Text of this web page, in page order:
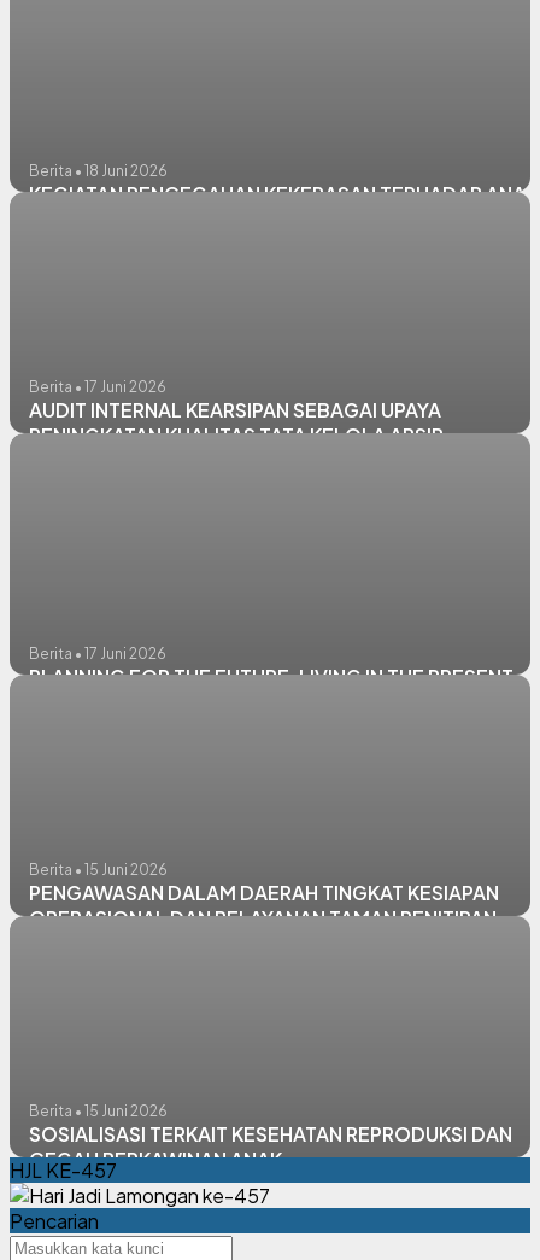
Berita • 18 Juni 2026
KEGIATAN PENCEGAHAN KEKERASAN TERHADAP ANAK
Berita • 17 Juni 2026
AUDIT INTERNAL KEARSIPAN SEBAGAI UPAYA
PENINGKATAN KUALITAS TATA KELOLA ARSIP
Berita • 17 Juni 2026
PLANNING FOR THE FUTURE, LIVING IN THE PRESENT
Berita • 15 Juni 2026
PENGAWASAN DALAM DAERAH TINGKAT KESIAPAN
OPERASIONAL DAN PELAYANAN TAMAN PENITIPAN
Berita • 15 Juni 2026
SOSIALISASI TERKAIT KESEHATAN REPRODUKSI DAN
CEGAH PERKAWINAN ANAK
HJL KE-457
Pencarian